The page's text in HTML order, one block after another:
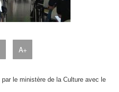
A+
par le ministère de la Culture avec le